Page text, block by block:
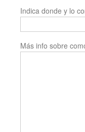
Indica donde y lo
Más info sobre